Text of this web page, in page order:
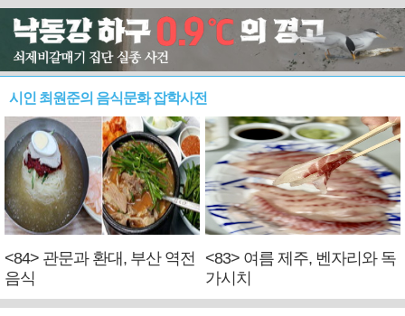
시인 최원준의 음식문화 잡학사전
<84> 관문과 환대, 부산 역전
음식
<83> 여름 제주, 벤자리와 독
가시치